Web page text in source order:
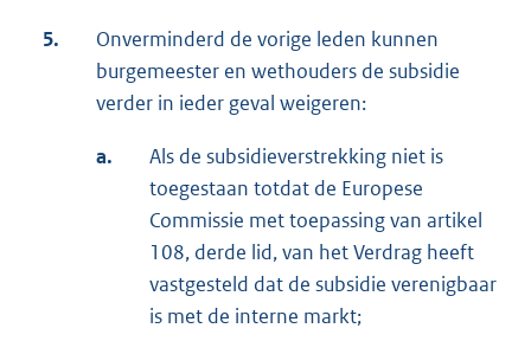
5.
Onverminderd de vorige leden kunnen
burgemeester en wethouders de subsidie
verder in ieder geval weigeren:
a.
Als de subsidieverstrekking niet is
toegestaan totdat de Europese
Commissie met toepassing van artikel
108, derde lid, van het Verdrag heeft
vastgesteld dat de subsidie verenigbaar
is met de interne markt;